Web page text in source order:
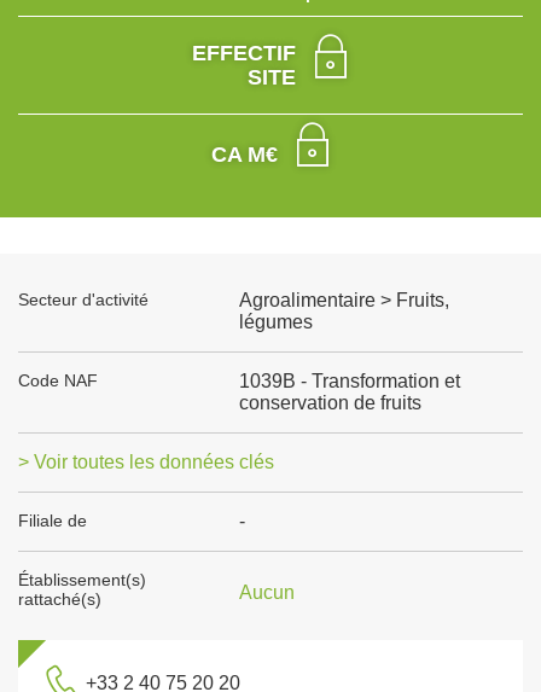
EFFECTIF
SITE
CA M€
Secteur d'activité
Agroalimentaire > Fruits,
légumes
Code NAF
1039B - Transformation et
conservation de fruits
> Voir toutes les données clés
Filiale de -
Établissement(s)
rattaché(s)
Aucun
+33 2 40 75 20 20